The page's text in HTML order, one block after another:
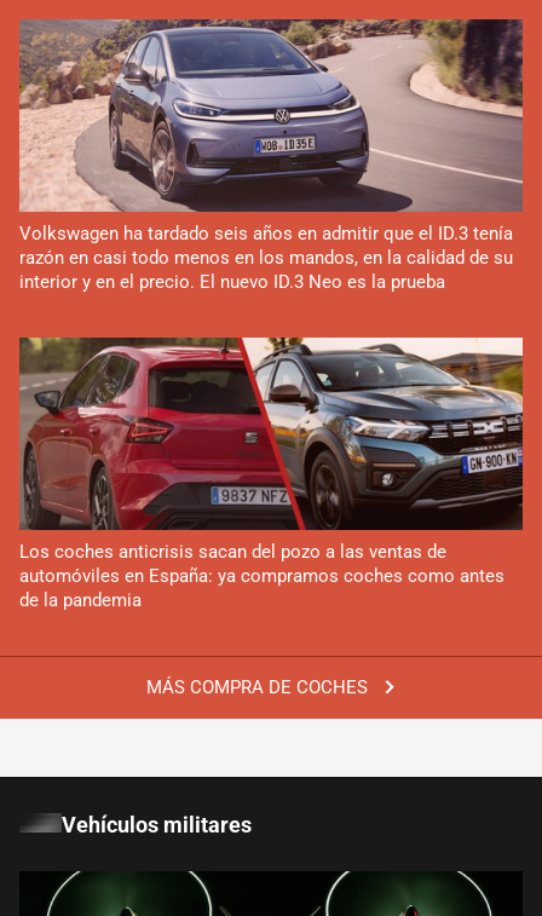
MÁS COMPRA DE COCHES
Volkswagen ha tardado seis años en admitir que el ID.3 tenía
razón en casi todo menos en los mandos, en la calidad de su
interior y en el precio. El nuevo ID.3 Neo es la prueba
Los coches anticrisis sacan del pozo a las ventas de
automóviles en España: ya compramos coches como antes
de la pandemia
Vehículos militares